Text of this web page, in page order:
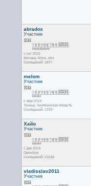
abradox
Участник
с окт 2013
Москва, Mоск. обл
Сообщений: 1877
melom
Участник
с мар 2014
Троицк, Челябинская область
Сообщений: 1733
Хайо
Участник
с дек 2015
Оренбург
Сообщений: 21538
vladisslav2011
Участник